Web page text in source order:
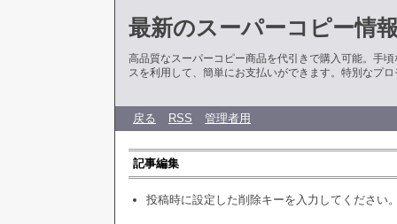
最新のスーパーコピー情
高品質なスーパーコピー商品を代引きで購入可能。手
スを利用して、簡単にお支払いができます。特別なプ
戻る RSS 管理者用
記事編集
投稿時に設定した削除キーを入力してください